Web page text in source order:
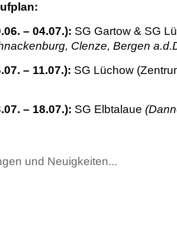
– 04.07.): SG Gartow & SG
Clenze, Bergen
– 11.07.): SG Lüchow
– 18.07.): SG Elbtalaue
und Neuigkeiten...